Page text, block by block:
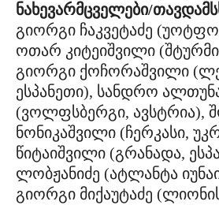
ნახევარმცველები/
გიორგი ჩაკვეტაძე
ოთარ კიტეიშვილი
გიორგი ქოჩორაშვილი
ესპანეთი), სანდრო
(ვოლფსბერგი, ავსტრია),
ნონიკაშვილი (ჩერკასი,
წიტაიშვილი (გრანადა,
ლობჟანიძე (ატლანტა
გიორგი მიქაუტაძე